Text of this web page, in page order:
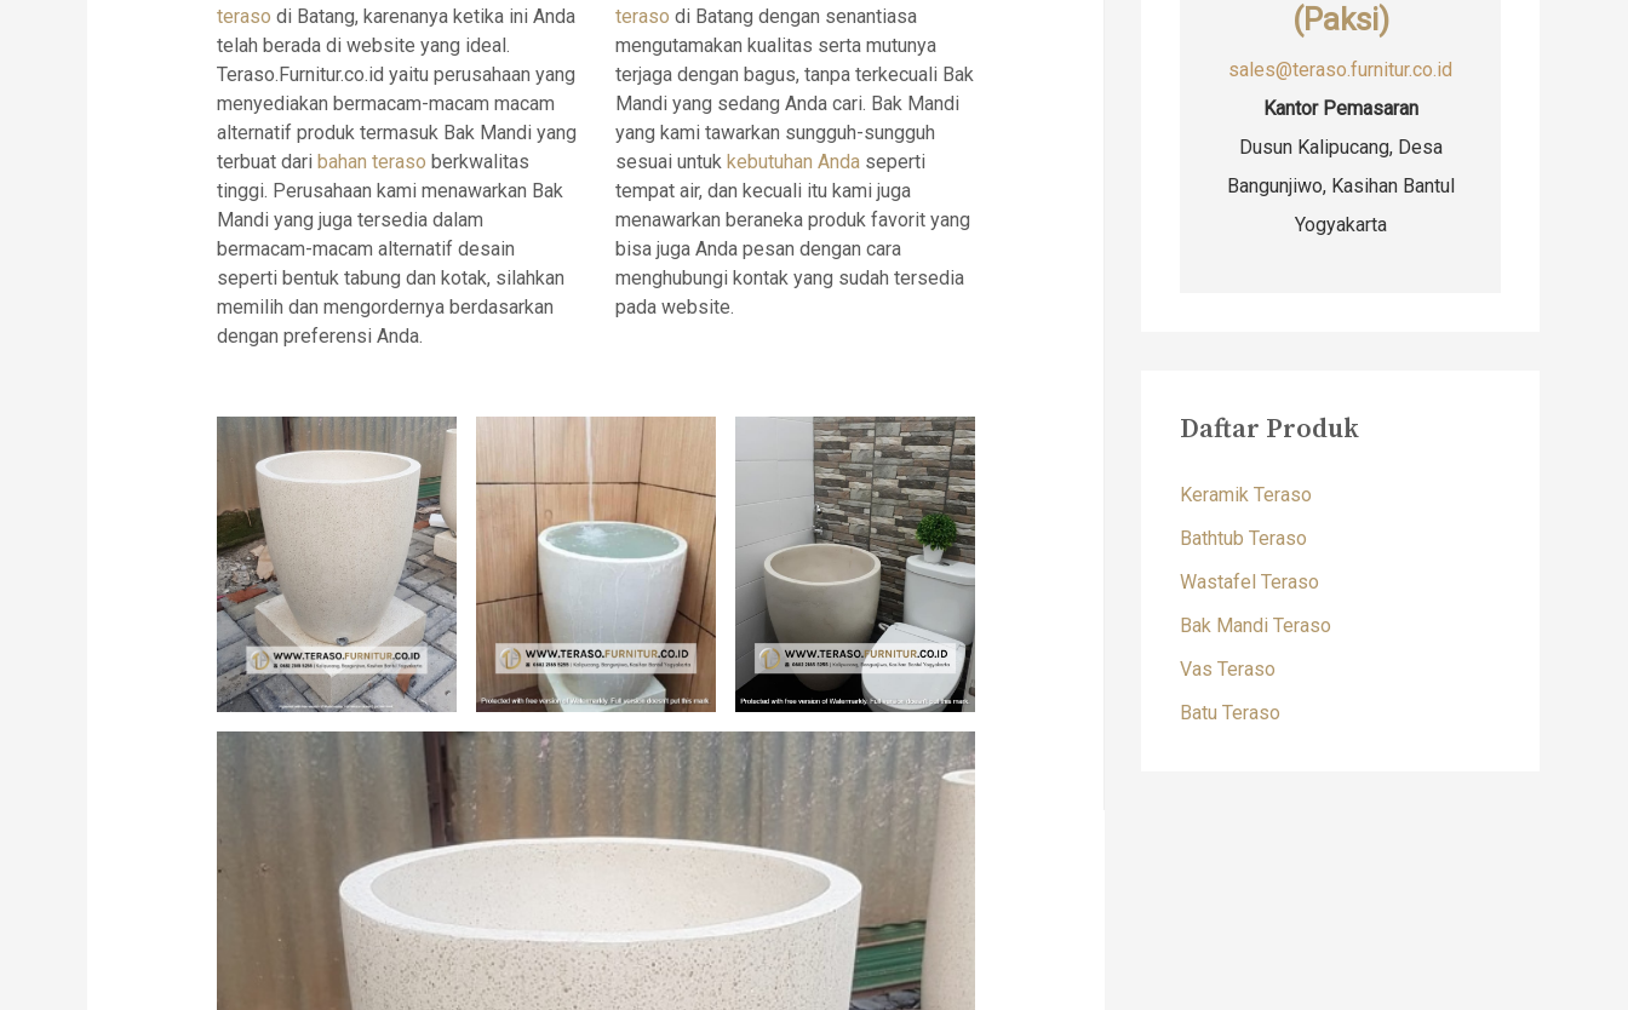
teraso di Batang, karenanya ketika ini Anda
telah berada di website yang ideal.
Teraso.Furnitur.co.id yaitu perusahaan yang
menyediakan bermacam-macam macam
alternatif produk termasuk Bak Mandi yang
terbuat dari bahan teraso berkwalitas
tinggi. Perusahaan kami menawarkan Bak
Mandi yang juga tersedia dalam
bermacam-macam alternatif desain
seperti bentuk tabung dan kotak, silahkan
memilih dan mengordernya berdasarkan
dengan preferensi Anda.
teraso di Batang dengan senantiasa
mengutamakan kualitas serta mutunya
terjaga dengan bagus, tanpa terkecuali Bak
Mandi yang sedang Anda cari. Bak Mandi
yang kami tawarkan sungguh-sungguh
sesuai untuk kebutuhan Anda seperti
tempat air, dan kecuali itu kami juga
menawarkan beraneka produk favorit yang
bisa juga Anda pesan dengan cara
menghubungi kontak yang sudah tersedia
pada website.
(Paksi)
sales@teraso.furnitur.co.id
Kantor Pemasaran
Dusun Kalipucang, Desa
Bangunjiwo, Kasihan Bantul
Yogyakarta
Daftar Produk
Keramik Teraso
Bathtub Teraso
Wastafel Teraso
Bak Mandi Teraso
Vas Teraso
Batu Teraso